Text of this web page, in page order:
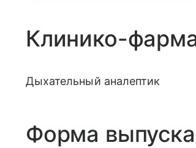
Клинико-
Дыхательный аналептик
Форма